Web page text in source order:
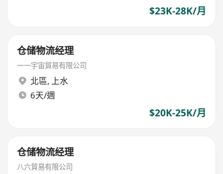
$23K-28K/月
仓储物流经理
一一宇宙貿易有限公司
北區, 上水
6天/週
$20K-25K/月
仓储物流经理
八六貿易有限公司